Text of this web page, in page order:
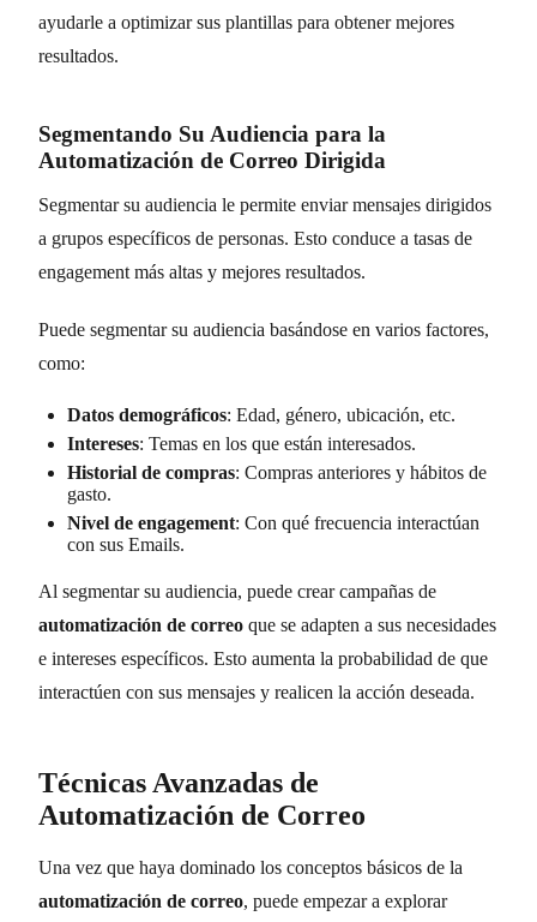
ayudarle a optimizar sus plantillas para obtener mejores
resultados.
Segmentando Su Audiencia para la
Automatización de Correo Dirigida
Segmentar su audiencia le permite enviar mensajes dirigidos
a grupos específicos de personas. Esto conduce a tasas de
engagement más altas y mejores resultados.
Puede segmentar su audiencia basándose en varios factores,
como:
Datos demográficos: Edad, género, ubicación, etc.
Intereses: Temas en los que están interesados.
Historial de compras: Compras anteriores y hábitos de
gasto.
Nivel de engagement: Con qué frecuencia interactúan
con sus Emails.
Al segmentar su audiencia, puede crear campañas de
automatización de correo que se adapten a sus necesidades
e intereses específicos. Esto aumenta la probabilidad de que
interactúen con sus mensajes y realicen la acción deseada.
Técnicas Avanzadas de
Automatización de Correo
Una vez que haya dominado los conceptos básicos de la
automatización de correo, puede empezar a explorar